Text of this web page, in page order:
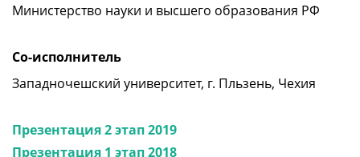
Министерство науки и высшего образования РФ
Со-исполнитель
Западночешский университет, г. Пльзень, Чехия
Презентация 2 этап 2019
Презентация 1 этап 2018